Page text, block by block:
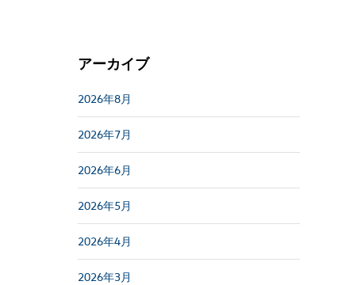
アーカイブ
2026年8月
2026年7月
2026年6月
2026年5月
2026年4月
2026年3月